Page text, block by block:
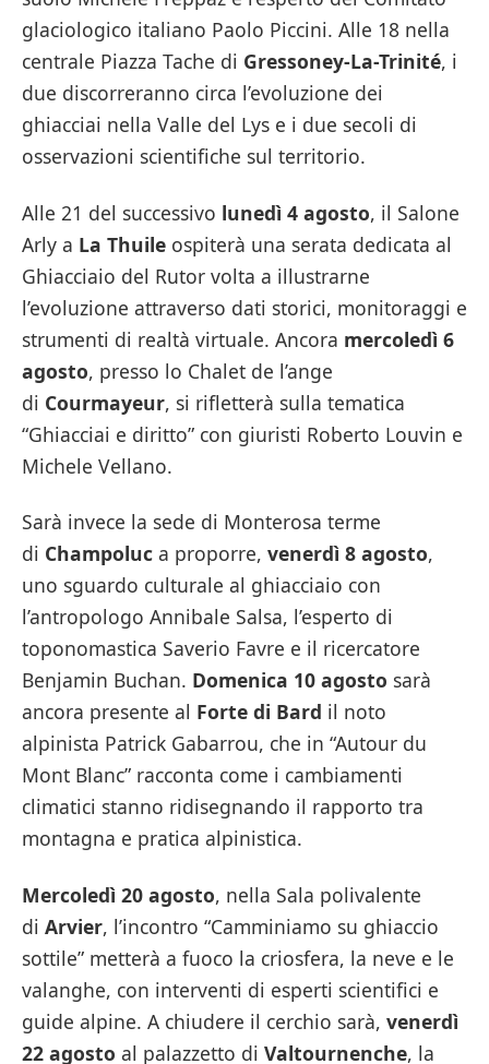
glaciologico italiano Paolo Piccini. Alle 18 nella
centrale Piazza Tache di Gressoney-La-Trinité, i
due discorreranno circa l’evoluzione dei
ghiacciai nella Valle del Lys e i due secoli di
osservazioni scientifiche sul territorio.
Alle 21 del successivo lunedì 4 agosto, il Salone
Arly a La Thuile ospiterà una serata dedicata al
Ghiacciaio del Rutor volta a illustrarne
l’evoluzione attraverso dati storici, monitoraggi e
strumenti di realtà virtuale. Ancora mercoledì 6
agosto, presso lo Chalet de l’ange
di Courmayeur, si rifletterà sulla tematica
“Ghiacciai e diritto” con giuristi Roberto Louvin e
Michele Vellano.
Sarà invece la sede di Monterosa terme
di Champoluc a proporre, venerdì 8 agosto,
uno sguardo culturale al ghiacciaio con
l’antropologo Annibale Salsa, l’esperto di
toponomastica Saverio Favre e il ricercatore
Benjamin Buchan. Domenica 10 agosto sarà
ancora presente al Forte di Bard il noto
alpinista Patrick Gabarrou, che in “Autour du
Mont Blanc” racconta come i cambiamenti
climatici stanno ridisegnando il rapporto tra
montagna e pratica alpinistica.
Mercoledì 20 agosto, nella Sala polivalente
di Arvier, l’incontro “Camminiamo su ghiaccio
sottile” metterà a fuoco la criosfera, la neve e le
valanghe, con interventi di esperti scientifici e
guide alpine. A chiudere il cerchio sarà, venerdì
22 agosto al palazzetto di Valtournenche, la